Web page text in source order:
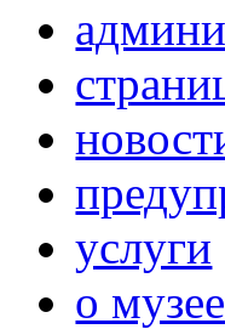
услуги
о музее